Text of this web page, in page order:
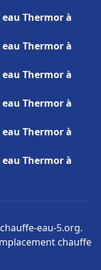
Thermor à
Thermor à
Thermor à
Thermor à
Thermor à
Thermor à
eau-5.org.
chauffe